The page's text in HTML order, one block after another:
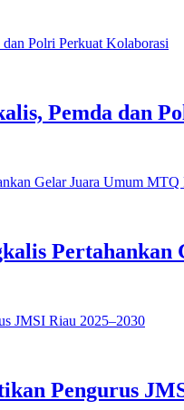
Pemda dan
Pengurus